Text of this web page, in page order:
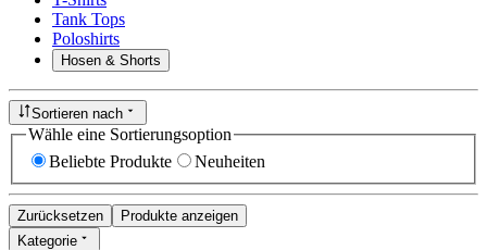
Tank Tops
Poloshirts
Hosen & Shorts
Sortieren nach
Wähle eine Sortierungsoption
Beliebte Produkte
Neuheiten
Zurücksetzen
Produkte anzeigen
Kategorie